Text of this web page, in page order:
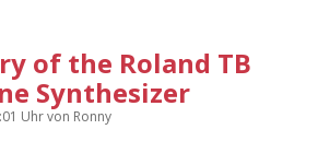
KFMW-Disco
kfmw.stuff
Contact
Adventskalender
of the Roland TB
Synthesizer
Uhrvon Ronny